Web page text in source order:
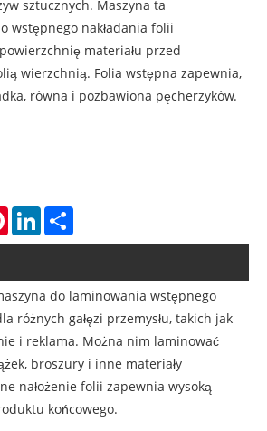
sztucznych. Maszyna ta
wstępnego nakładania folii
materiału przed
wierzchnią. Folia wstępna zapewnia,
równa i pozbawiona pęcherzyków.
PinterestLinkedIn
do laminowania wstępnego
różnych gałęzi przemysłu, takich jak
i reklama. Można nim laminować
broszury i inne materiały
nałożenie folii zapewnia wysoką
końcowego.